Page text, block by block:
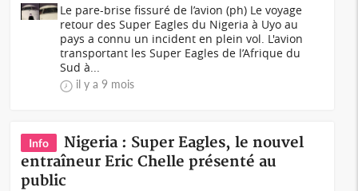
Le pare-brise fissuré de l’avion (ph) Le voyage
retour des Super Eagles du Nigeria à Uyo au
pays a connu un incident en plein vol. L'avion
transportant les Super Eagles de l’Afrique du
Sud à...
il y a 9 mois
Info
Nigeria : Super Eagles, le nouvel
entraîneur Eric Chelle présenté au
public